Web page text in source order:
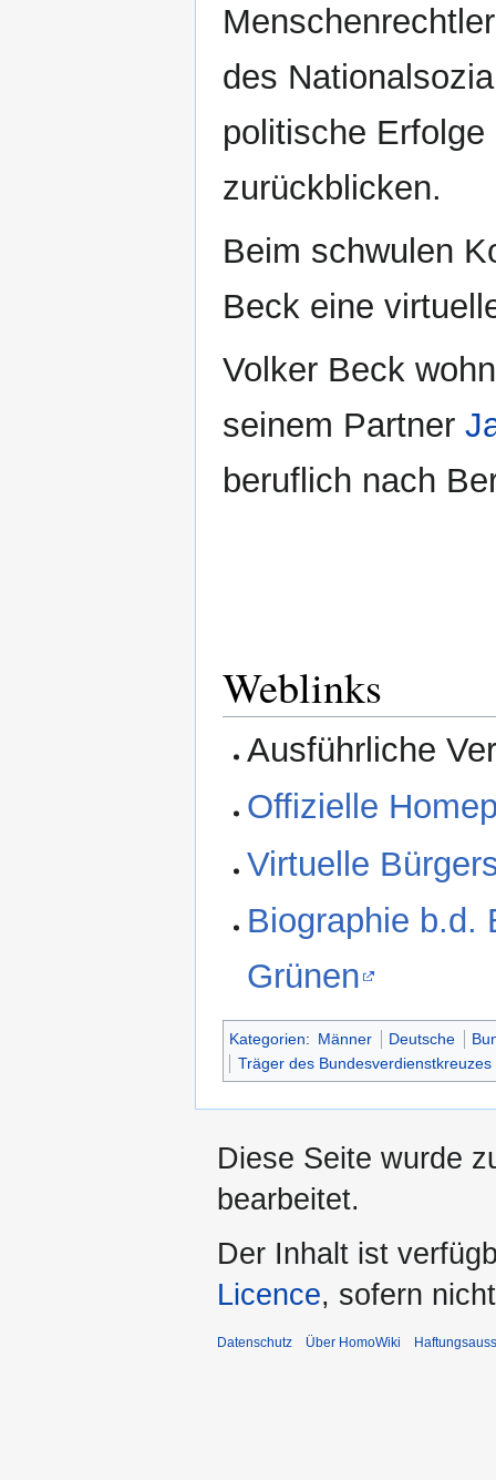
des
politische
zurückblicken.
Beim schwulen
Beck eine
Volker Beck
seinem Partner
beruflich nach
Weblinks
Ausführliche
Offizielle
Virtuelle
Biographie b.d.
Grünen
Kategorien: Männer Deutsche
Träger des Bundesverdienstkreuzes
Diese Seite wurde
bearbeitet.
Der Inhalt ist
Licence, sofern
Datenschutz Über HomoWiki